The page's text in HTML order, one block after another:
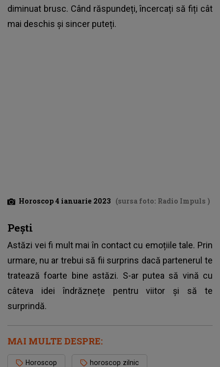
diminuat brusc. Când răspundeți, încercați să fiți cât
mai deschis și sincer puteți.
Horoscop 4 ianuarie 2023 (sursa foto: Radio Impuls )
Pești
Astăzi vei fi mult mai în contact cu emoțiile tale. Prin
urmare, nu ar trebui să fii surprins dacă partenerul te
tratează foarte bine astăzi. S-ar putea să vină cu
câteva idei îndrăznețe pentru viitor și să te
surprindă.
MAI MULTE DESPRE:
Horoscop horoscop zilnic